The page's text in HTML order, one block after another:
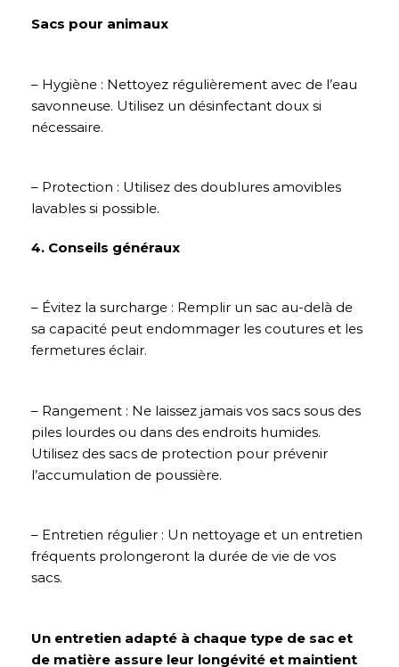
Sacs pour animaux
– Hygiène : Nettoyez régulièrement avec de l’eau
savonneuse. Utilisez un désinfectant doux si
nécessaire.
– Protection : Utilisez des doublures amovibles
lavables si possible.
4. Conseils généraux
– Évitez la surcharge : Remplir un sac au-delà de
sa capacité peut endommager les coutures et les
fermetures éclair.
– Rangement : Ne laissez jamais vos sacs sous des
piles lourdes ou dans des endroits humides.
Utilisez des sacs de protection pour prévenir
l’accumulation de poussière.
– Entretien régulier : Un nettoyage et un entretien
fréquents prolongeront la durée de vie de vos
sacs.
Un entretien adapté à chaque type de sac et
de matière assure leur longévité et maintient